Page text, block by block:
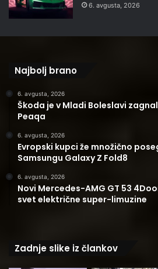
6. avgusta, 2026
Najbolj brano
6. avgusta, 2026
Škoda je v Mladi Boleslavi
Peaqa
6. avgusta, 2026
Evropski kupci že množično
Samsungu Galaxy Z Fold8
6. avgusta, 2026
Novi Mercedes-AMG GT 53
svet električne super-limuzine
Zadnje slike iz člankov